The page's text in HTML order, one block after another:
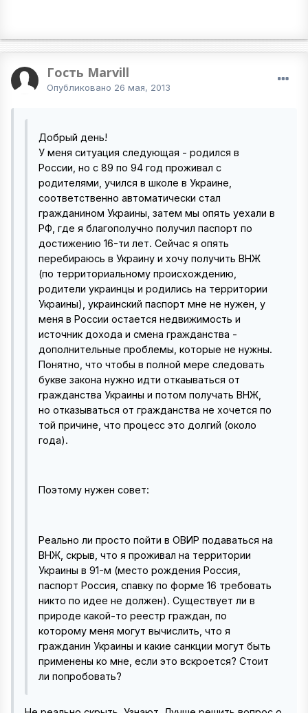
Гость Marvill
Опубликовано 26 мая, 2013
Добрый день!
У меня ситуация следующая - родился в
России, но с 89 по 94 год проживал с
родителями, учился в школе в Украине,
соответственно автоматически стал
гражданином Украины, затем мы опять уехали в
РФ, где я благополучно получил паспорт по
достижению 16-ти лет. Сейчас я опять
перебираюсь в Украину и хочу получить ВНЖ
(по территориальному происхождению,
родители украинцы и родились на территории
Украины), украинский паспорт мне не нужен, у
меня в России остается недвижимость и
источник дохода и смена гражданства -
дополнительные проблемы, которые не нужны.
Понятно, что чтобы в полной мере следовать
букве закона нужно идти откаываться от
гражданства Украины и потом получать ВНЖ,
но отказываться от гражданства не хочется по
той причине, что процесс это долгий (около
года).
Поэтому нужен совет:
Реально ли просто пойти в ОВИР подаваться на
ВНЖ, скрыв, что я проживал на территории
Украины в 91-м (место рождения Россия,
паспорт Россия, спавку по форме 16 требовать
никто по идее не должен). Существует ли в
природе какой-то реестр граждан, по
которому меня могут вычислить, что я
гражданин Украины и какие санкции могут быть
применены ко мне, если это вскроется? Стоит
ли попробовать?